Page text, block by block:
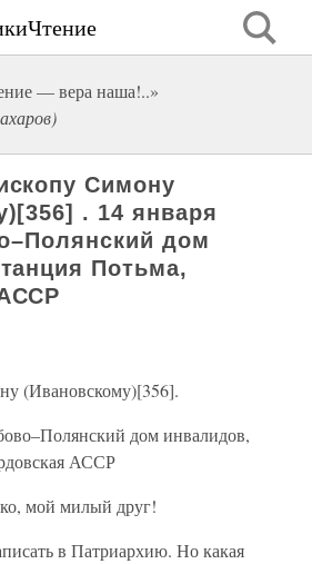
— вера наша!..»
Симону
. 14 января
дом
Потьма,
(Ивановскому)[356].
дом инвалидов,
АССР
мой милый друг!
в Патриархию. Но какая